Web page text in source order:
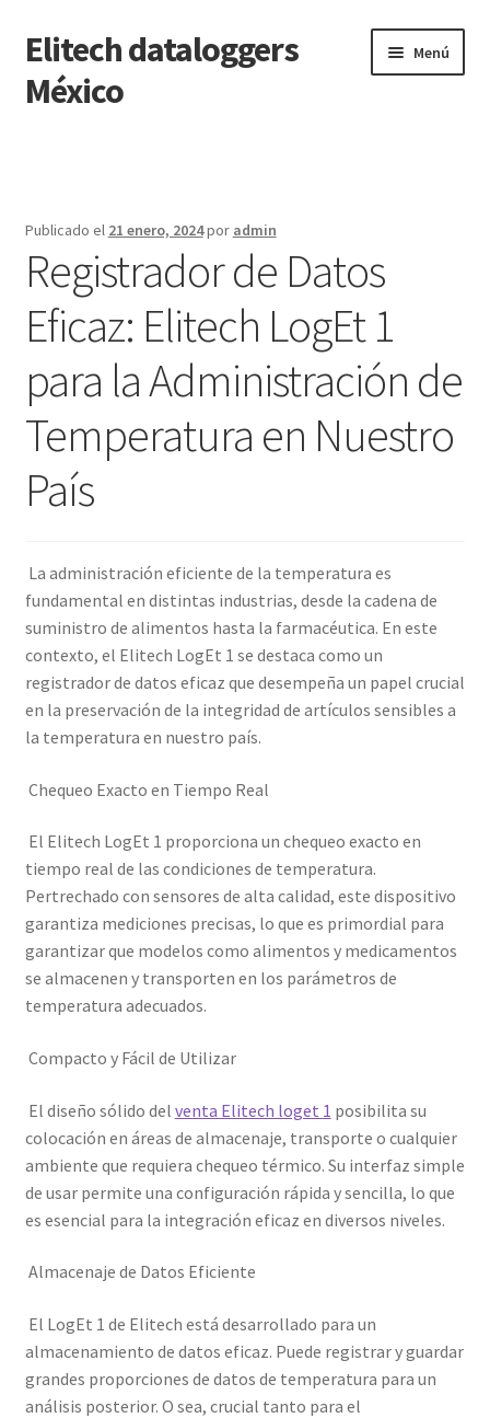
Saltar
a
navegación
Ir
al
contenido
Elitech dataloggers
México
Menú
Finalizar compra
Mi cuenta
Página de ejemplo
Tienda
Publicado el 21 enero, 2024por admin
Registrador de Datos
Eficaz: Elitech LogEt 1
para la Administración de
Temperatura en Nuestro
País
La administración eficiente de la temperatura es
fundamental en distintas industrias, desde la cadena de
suministro de alimentos hasta la farmacéutica. En este
contexto, el Elitech LogEt 1 se destaca como un
registrador de datos eficaz que desempeña un papel crucial
en la preservación de la integridad de artículos sensibles a
la temperatura en nuestro país.
Chequeo Exacto en Tiempo Real
El Elitech LogEt 1 proporciona un chequeo exacto en
tiempo real de las condiciones de temperatura.
Pertrechado con sensores de alta calidad, este dispositivo
garantiza mediciones precisas, lo que es primordial para
garantizar que modelos como alimentos y medicamentos
se almacenen y transporten en los parámetros de
temperatura adecuados.
Compacto y Fácil de Utilizar
El diseño sólido del venta Elitech loget 1 posibilita su
colocación en áreas de almacenaje, transporte o cualquier
ambiente que requiera chequeo térmico. Su interfaz simple
de usar permite una configuración rápida y sencilla, lo que
es esencial para la integración eficaz en diversos niveles.
Almacenaje de Datos Eficiente
El LogEt 1 de Elitech está desarrollado para un
almacenamiento de datos eficaz. Puede registrar y guardar
grandes proporciones de datos de temperatura para un
análisis posterior. O sea, crucial tanto para el